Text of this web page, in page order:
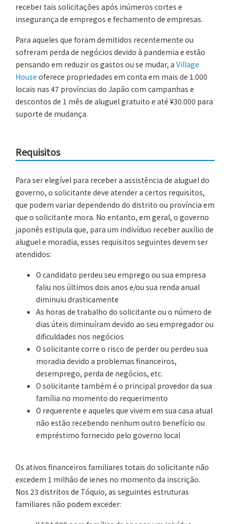
receber tais solicitações após inúmeros cortes e
insegurança de empregos e fechamento de empresas.
Para aqueles que foram demitidos recentemente ou
sofreram perda de negócios devido à pandemia e estão
pensando em reduzir os gastos ou se mudar, a Village
House oferece propriedades em conta em mais de 1.000
locais nas 47 províncias do Japão com campanhas e
descontos de 1 mês de aluguel gratuito e até ¥30.000 para
suporte de mudança.
Requisitos
Para ser elegível para receber a assistência de aluguel do
governo, o solicitante deve atender a certos requisitos,
que podem variar dependendo do distrito ou província em
que o solicitante mora. No entanto, em geral, o governo
japonês estipula que, para um indivíduo receber auxílio de
aluguel e moradia, esses requisitos seguintes devem ser
atendidos:
O candidato perdeu seu emprego ou sua empresa
faliu nos últimos dois anos e/ou sua renda anual
diminuiu drasticamente
As horas de trabalho do solicitante ou o número de
dias úteis diminuíram devido ao seu empregador ou
dificuldades nos negócios
O solicitante corre o risco de perder ou perdeu sua
moradia devido a problemas financeiros,
desemprego, perda de negócios, etc.
O solicitante também é o principal provedor da sua
família no momento do requerimento
O requerente e aqueles que vivem em sua casa atual
não estão recebendo nenhum outro benefício ou
empréstimo fornecido pelo governo local
Os ativos financeiros familiares totais do solicitante não
excedem 1 milhão de ienes no momento da inscrição.
Nos 23 distritos de Tóquio, as seguintes estruturas
familiares não podem exceder: